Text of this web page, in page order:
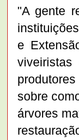
"A gente
e
sobre
árvores